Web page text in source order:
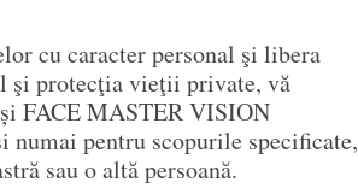
cu caracter personal şi libera
şi protecţia vieţii private, vă
FACE MASTER VISION
pentru scopurile specificate,
sau o altă persoană.